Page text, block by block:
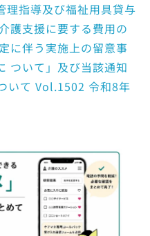
理指導及び福祉用具貸与
護支援に要する費用の
に伴う実施上の留意事
ついて」及び当該通知
いて Vol.1502 令和8年